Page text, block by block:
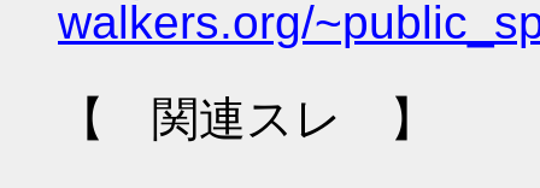
walkers.org/
【 関連スレ 】